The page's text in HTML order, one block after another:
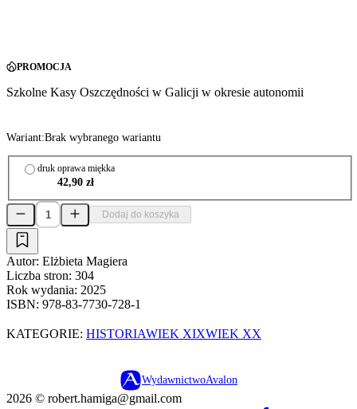
PROMOCJA
Szkolne Kasy Oszczędności w Galicji w okresie autonomii
Wariant:Brak wybranego wariantu
druk oprawa miękka
42,90 zł
Dodaj do koszyka
Autor: Elżbieta Magiera
Liczba stron: 304
Rok wydania: 2025
ISBN: 978-83-7730-728-1
KATEGORIE: HISTORIAWIEK XIXWIEK XX
WydawnictwoAvalon
2026 © robert.hamiga@gmail.com